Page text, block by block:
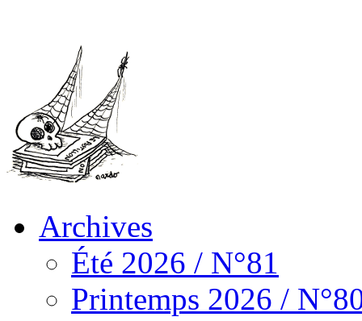
Archives
Été 2026 / N°81
Printemps 2026 /